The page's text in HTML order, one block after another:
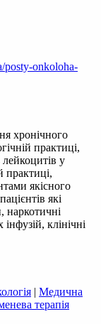
posty-onkoloha-
хронічного
практиці,
лейкоцитів у
практиці,
якісного
які
наркотичні
клінічні
| Медична
терапія